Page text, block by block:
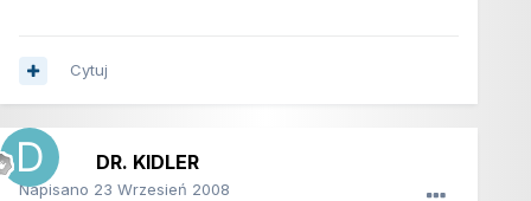
Cytuj
DR. KIDLER
Napisano 23 Wrzesień 2008